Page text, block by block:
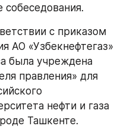
собеседования.
с приказом
АО «Узбекнефтегаз»
была учреждена
правления» для
нефти и газа
Ташкенте.